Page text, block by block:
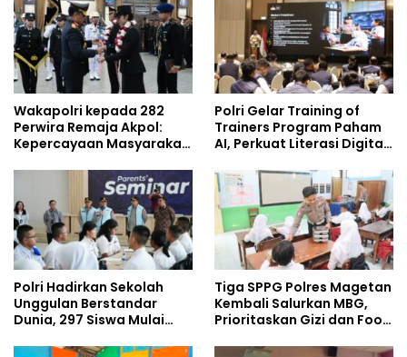
Wakapolri kepada 282
Perwira Remaja Akpol:
Kepercayaan Masyarakat
Polri Gelar Training of
Trainers Program Paham
AI, Perkuat Literasi Digital
Polri Hadirkan Sekolah
Unggulan Berstandar
Dunia, 297 Siswa Mulai
Tiga SPPG Polres Magetan
Kembali Salurkan MBG,
Prioritaskan Gizi dan Food